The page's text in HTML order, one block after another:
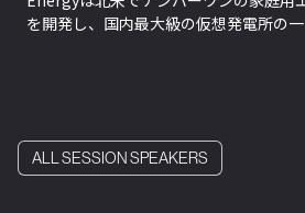
を開発し、国内最大級の仮想発電所の一
ALL SESSION SPEAKERS